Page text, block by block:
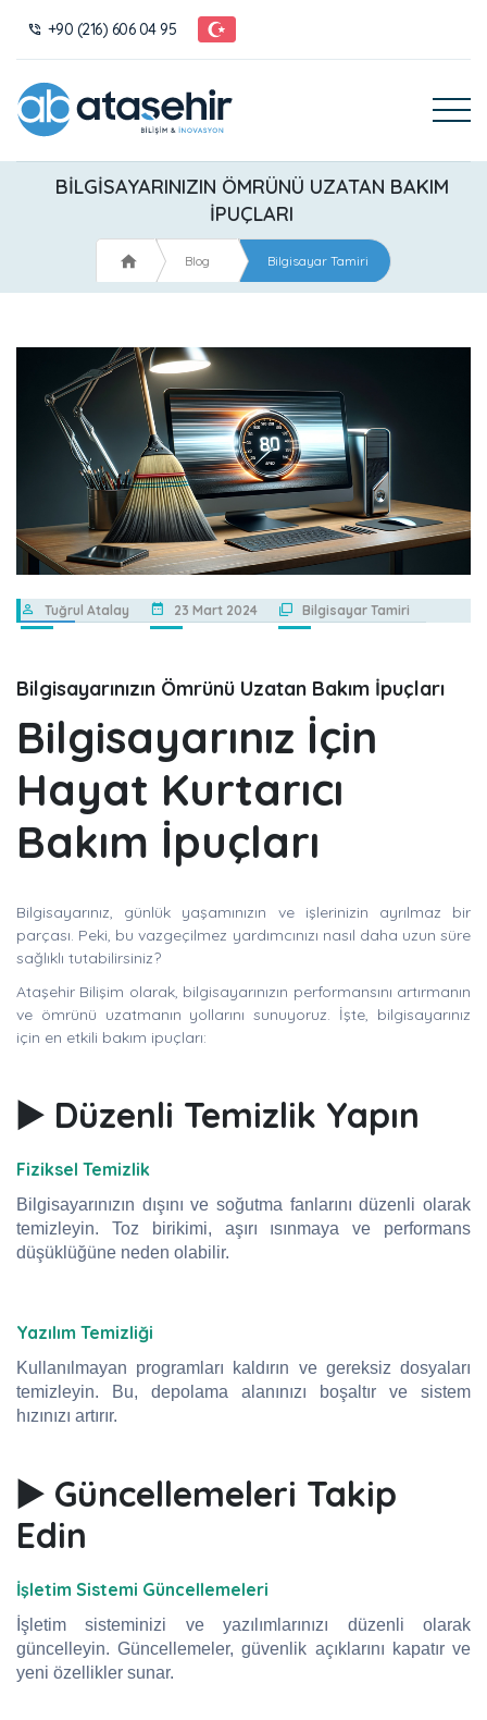
+90 (216) 606 04 95
BILGISAYARINIZIN ÖMRÜNÜ UZATAN BAKIM
İPUÇLARI
Blog Bilgisayar Tamiri
Tuğrul Atalay 23 Mart 2024 Bilgisayar Tamiri
Bilgisayarınızın Ömrünü Uzatan Bakım İpuçları
Bilgisayarınız İçin
Hayat Kurtarıcı
Bakım İpuçları
Bilgisayarınız, günlük yaşamınızın ve işlerinizin ayrılmaz bir
parçası. Peki, bu vazgeçilmez yardımcınızı nasıl daha uzun süre
sağlıklı tutabilirsiniz?
Ataşehir Bilişim olarak, bilgisayarınızın performansını artırmanın
ve ömrünü uzatmanın yollarını sunuyoruz. İşte, bilgisayarınız
için en etkili bakım ipuçları:
▶️ Düzenli Temizlik Yapın
Fiziksel Temizlik
Bilgisayarınızın dışını ve soğutma fanlarını düzenli olarak
temizleyin. Toz birikimi, aşırı ısınmaya ve performans
düşüklüğüne neden olabilir.
Yazılım Temizliği
Kullanılmayan programları kaldırın ve gereksiz dosyaları
temizleyin. Bu, depolama alanınızı boşaltır ve sistem
hızınızı artırır.
▶️ Güncellemeleri Takip
Edin
İşletim Sistemi Güncellemeleri
İşletim sisteminizi ve yazılımlarınızı düzenli olarak
güncelleyin. Güncellemeler, güvenlik açıklarını kapatır ve
yeni özellikler sunar.